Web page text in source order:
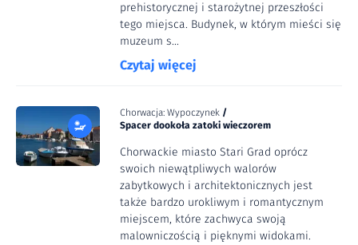
prehistorycznej i starożytnej przeszłości
tego miejsca. Budynek, w którym mieści się
muzeum s...
Czytaj więcej
Chorwacja: Wypoczynek /
Spacer dookoła zatoki wieczorem
Chorwackie miasto Stari Grad oprócz
swoich niewątpliwych walorów
zabytkowych i architektonicznych jest
także bardzo urokliwym i romantycznym
miejscem, które zachwyca swoją
malowniczością i pięknymi widokami.